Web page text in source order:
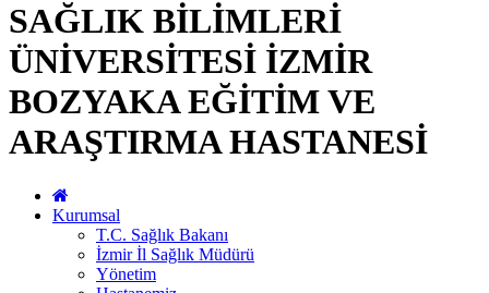
SAĞLIK BİLİMLERİ
ÜNİVERSİTESİ İZMİR
BOZYAKA EĞİTİM VE
ARAŞTIRMA HASTANESİ
Kurumsal
T.C. Sağlık Bakanı
İzmir İl Sağlık Müdürü
Yönetim